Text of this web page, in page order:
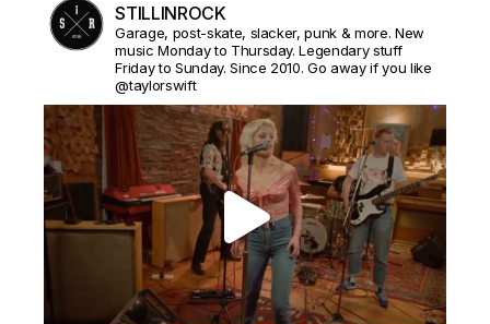
STILLINROCK
Garage, post-skate, slacker, punk & more. New
music Monday to Thursday. Legendary stuff
Friday to Sunday. Since 2010. Go away if you like
@taylorswift